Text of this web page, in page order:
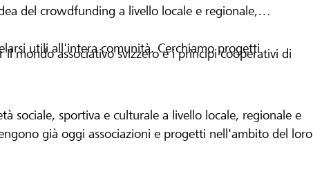
del crowdfunding a livello locale e regionale,
utili all'intera comunità. Cerchiamo progetti
mondo associativo svizzero e i principi cooperativi di
sociale, sportiva e culturale a livello locale, regionale e
già oggi associazioni e progetti nell'ambito del loro